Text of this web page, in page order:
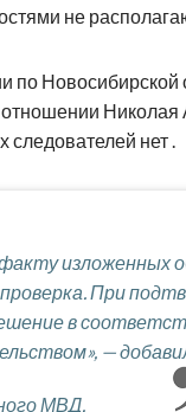
не
по Новосибирской
Николая
следователей нет .
изложенных
При
в
—
МВД.